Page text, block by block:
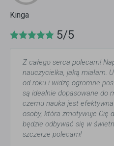
Kinga
5/5
Z całego serca polecam!
nauczycielka, jaką miałam.
od roku i widzę ogromne
są idealnie dopasowane do
czemu nauka jest
osoby, która zmotywuje Cię
będzie odbywać się w
szczerze polecam!